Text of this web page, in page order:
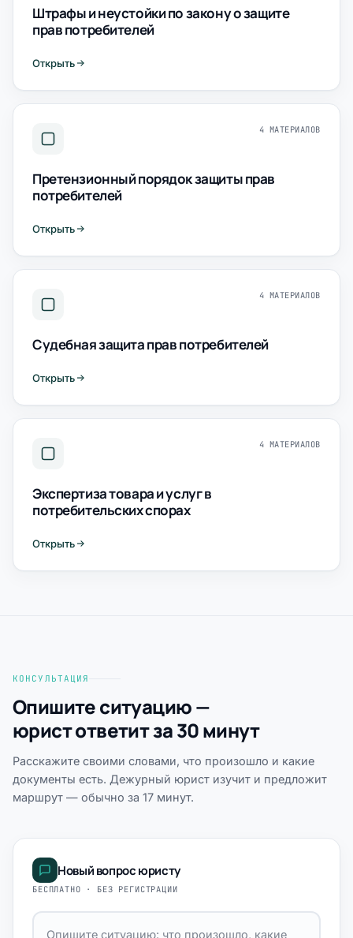
Штрафы и неустойки по закону о защите
прав потребителей
Открыть
4 МАТЕРИАЛОВ
Претензионный порядок защиты прав
потребителей
Открыть
4 МАТЕРИАЛОВ
Судебная защита прав потребителей
Открыть
4 МАТЕРИАЛОВ
Экспертиза товара и услуг в
потребительских спорах
Открыть
КОНСУЛЬТАЦИЯ
Опишите ситуацию —
юрист ответит за 30 минут
Расскажите своими словами, что произошло и какие
документы есть. Дежурный юрист изучит и предложит
маршрут — обычно за 17 минут.
Новый вопрос юристу
БЕСПЛАТНО · БЕЗ РЕГИСТРАЦИИ